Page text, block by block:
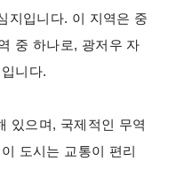
지입니다. 이 지역은 중
중 하나로, 광저우 자
니다.
있으며, 국제적인 무역
도시는 교통이 편리